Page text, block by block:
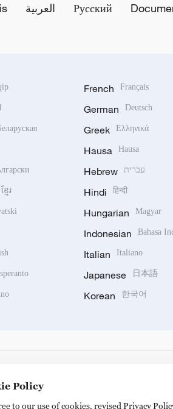
العربية Русский
ខ្មែរ
French Français
German Deutsch
Greek Ελληνικά
Hausa Hausa
Hebrew עברית
Hindi हिन्दी
Hungarian Magyar
Indonesian Bahasa
Italian Italiano
Japanese 日本語
Korean 한국어
Policy
to our use of cookies, revised Privacy